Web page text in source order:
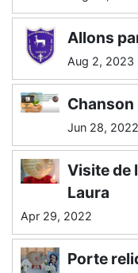
Allons
Aug 2, 2023
Jun 28, 2022
Visite de
Laura
Apr 29, 2022
Porte